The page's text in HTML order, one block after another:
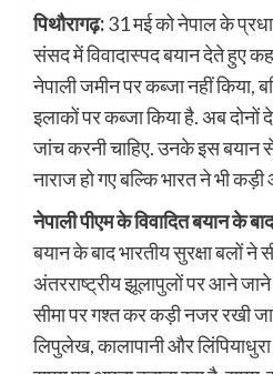
पिथौरागढ़:31 मई को नेपाल के
संसद में विवादास्पद बयान देते हुए
नेपाली जमीन पर कब्जा नहीं किया,
इलाकों पर कब्जा किया है. अब
जांच करनी चाहिए. उनके इस बयान
नाराज हो गए बल्कि भारत ने भी कड़ी
नेपाली पीएम के विवादित बयान के
बयान के बाद भारतीय सुरक्षा बलों ने
अंतरराष्ट्रीय झूलापुलों पर आने
सीमा पर गश्त कर कड़ी नजर रखी जा
लिपुलेख, कालापानी और